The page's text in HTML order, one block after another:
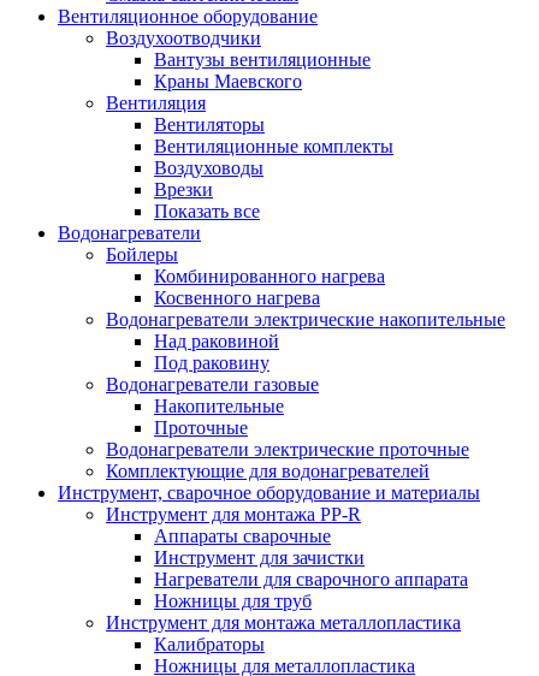
Вентиляционное оборудование
Воздухоотводчики
Вантузы вентиляционные
Краны Маевского
Вентиляция
Вентиляторы
Вентиляционные комплекты
Воздуховоды
Врезки
Показать все
Водонагреватели
Бойлеры
Комбинированного нагрева
Косвенного нагрева
Водонагреватели электрические накопительные
Над раковиной
Под раковину
Водонагреватели газовые
Накопительные
Проточные
Водонагреватели электрические проточные
Комплектующие для водонагревателей
Инструмент, сварочное оборудование и материалы
Инструмент для монтажа PP-R
Аппараты сварочные
Инструмент для зачистки
Нагреватели для сварочного аппарата
Ножницы для труб
Инструмент для монтажа металлопластика
Калибраторы
Ножницы для металлопластика